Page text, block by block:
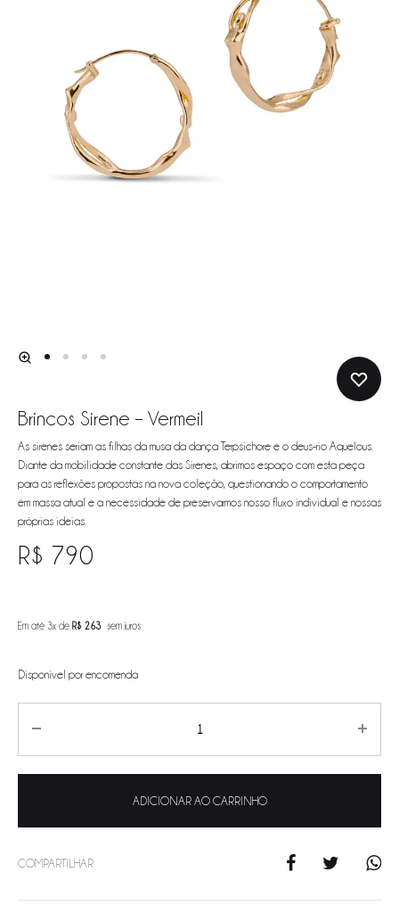
Brincos Sirene – Vermeil
As sirenes seriam as filhas da musa da dança Terpsichore e o deus-rio Aquelous.
Diante da mobilidade constante das Sirenes, abrimos espaço com esta peça
para as reflexões propostas na nova coleção, questionando o comportamento
em massa atual e a necessidade de preservarmos nosso fluxo individual e nossas
próprias ideias.
R$ 790
Em até 3x de R$ 263 sem juros
Disponível por encomenda
ADICIONAR AO CARRINHO
COMPARTILHAR